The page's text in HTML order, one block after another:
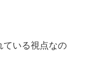
ている視点なの